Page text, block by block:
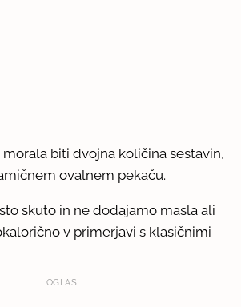
morala biti dvojna količina sestavin,
ovalnem pekaču.
skuto in ne dodajamo masla ali
v primerjavi s klasičnimi
OGLAS